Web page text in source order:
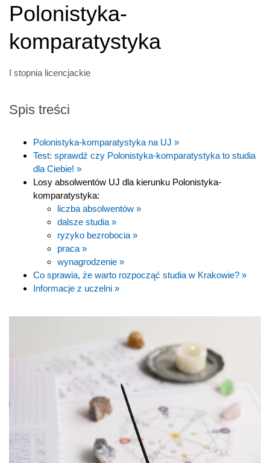
Polonistyka-
komparatystyka
I stopnia licencjackie
Spis treści
Polonistyka-komparatystyka na UJ »
Test: sprawdź czy Polonistyka-komparatystyka to studia
dla Ciebie! »
Losy absolwentów UJ dla kierunku Polonistyka-
komparatystyka:
liczba absolwentów »
dalsze studia »
ryzyko bezrobocia »
praca »
wynagrodzenie »
Co sprawia, że warto rozpocząć studia w Krakowie? »
Informacje z uczelni »